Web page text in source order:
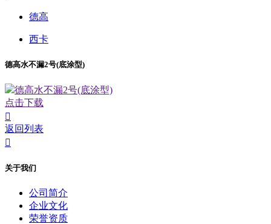
德高
西卡
德高水不漏2号(底涂型)
德高水不漏2号(底涂型)
点击下载

返回列表

关于我们
公司简介
企业文化
荣誉资质